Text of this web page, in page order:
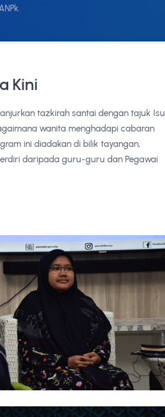
Kini
tazkirah santai dengan tajuk Isu
wanita menghadapi cabaran
ini diadakan di bilik tayangan,
daripada guru-guru dan Pegawai